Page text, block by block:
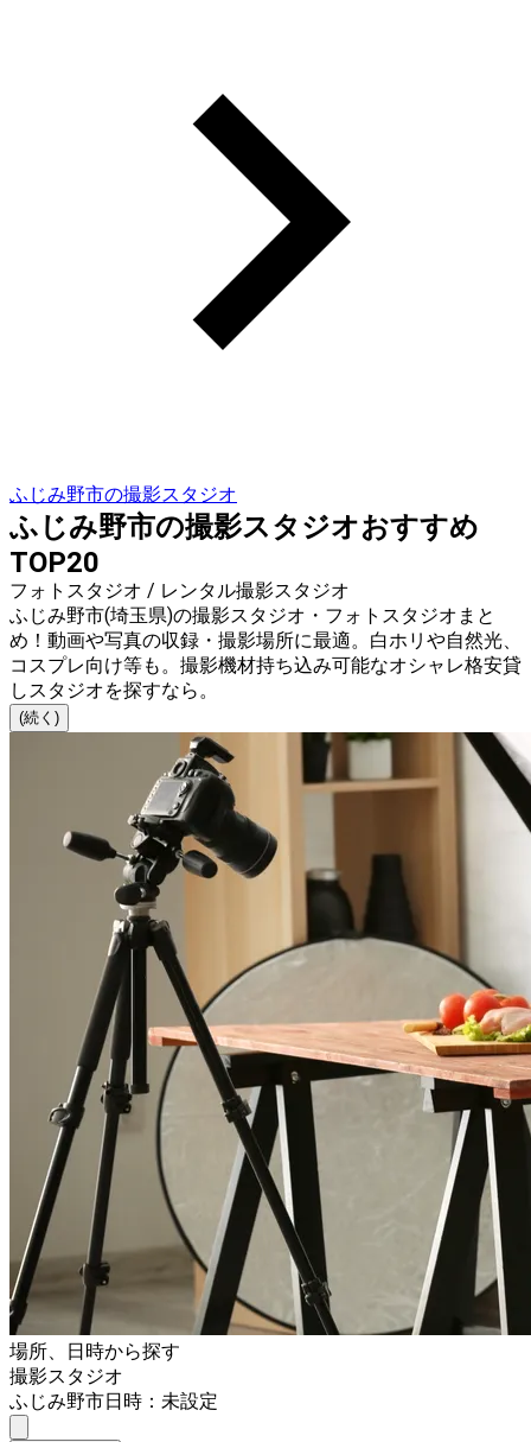
ふじみ野市の撮影スタジオ
ふじみ野市の撮影スタジオおすすめ
TOP20
フォトスタジオ / レンタル撮影スタジオ
ふじみ野市(埼玉県)の撮影スタジオ・フォトスタジオまと
め！動画や写真の収録・撮影場所に最適。白ホリや自然光、
コスプレ向け等も。撮影機材持ち込み可能なオシャレ格安貸
しスタジオを探すなら。
(続く)
場所、日時から探す
撮影スタジオ
ふじみ野市日時：未設定